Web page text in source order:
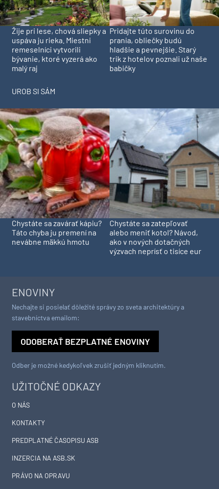
Žije pri lese, chová sliepky a
uspáva ju rieka. Miestni
remeselníci vytvorili
bývanie, ktoré vyzerá ako
malý raj
Pridajte túto surovinu do
prania, obliečky budú
hladšie a pevnejšie. Starý
trik z hotelov poznali už naše
babičky
UROB SI SÁM
Chystáte sa zavárať kápiu?
Táto chyba ju premení na
nevábne mäkkú hmotu
Chystáte sa zatepľovať
alebo meniť kotol? Návod,
ako v nových dotačných
výzvach neprísť o tisíce eur
UŽITOČNÉ ODKAZY
O NÁS
KONTAKTY
PREDPLATNÉ ČASOPISU ASB
INZERCIA NA ASB.SK
PRÁVO NA OPRAVU
ENOVINY
Nechajte si posielať dôležité správy zo sveta architektúry a
stavebníctva emailom:
ODOBERAŤ BEZPLATNÉ ENOVINY
Odber je možné kedykoľvek zrušiť jedným kliknutím.